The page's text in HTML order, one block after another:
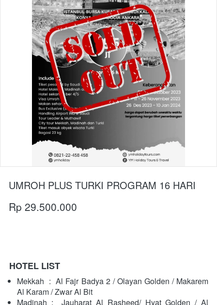
UMROH PLUS TURKI PROGRAM 16 HARI
Rp 29.500.000
HOTEL LIST
Mekkah  : Al Fajr Badya 2 / Olayan Golden / Makarem
Al Karam / Zwar Al Bit
Madinah :
Jauharat Al Rasheed/ Hyat Golden / Al